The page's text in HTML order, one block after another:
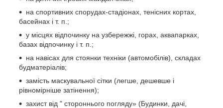
на спортивних спорудах-стадіонах, тенісних кортах,
басейнах і т. п.;
у місцях відпочинку на узбережжі, горах, аквапарках,
базах відпочинку і т. п.;
на навісах для стоянки техніки (автомобілів), складах
будматеріалів;
замість маскувальної сітки (легше, дешевше і
рівномірніше затінення);
захист від " стороннього погляду» (Будинки, дачі,